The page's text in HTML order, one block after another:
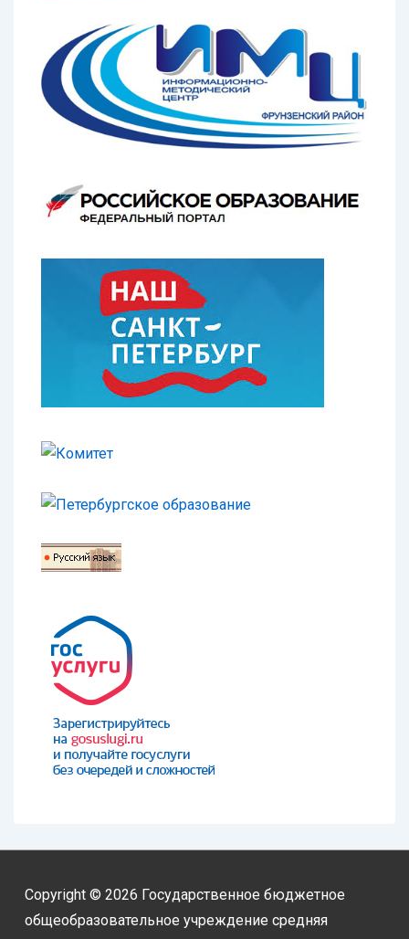
Copyright © 2026 Государственное бюджетное
общеобразовательное учреждение средняя